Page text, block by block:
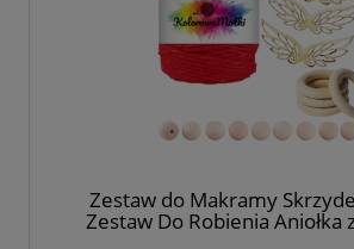
Zestaw do Makramy
Zestaw Do Robienia Aniołka